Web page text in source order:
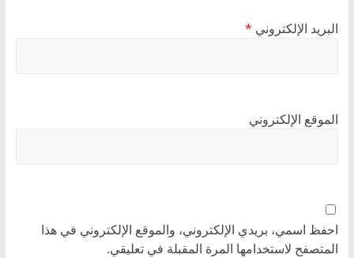
البريد الإلكتروني *
الموقع الإلكتروني
احفظ اسمي، بريدي الإلكتروني، والموقع الإلكتروني في هذا
المتصفح لاستخدامها المرة المقبلة في تعليقي.